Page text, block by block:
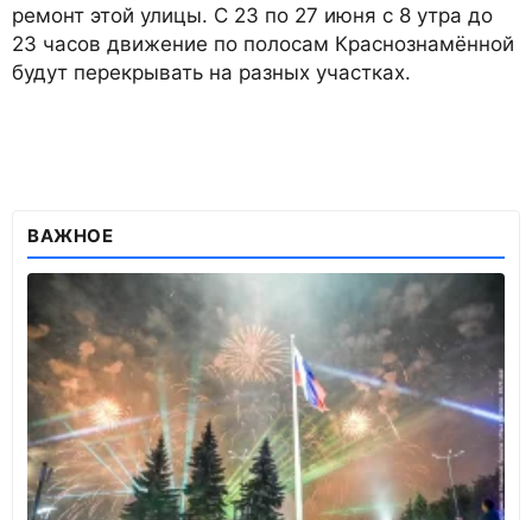
ремонт этой улицы. С 23 по 27 июня с 8 утра до
23 часов движение по полосам Краснознамённой
будут перекрывать на разных участках.
ВАЖНОЕ